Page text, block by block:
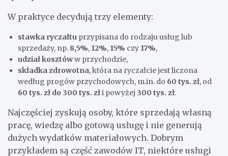
W praktyce decydują trzy elementy:
stawka ryczałtu przypisana do rodzaju usług lub
sprzedaży, np. 8,5%, 12%, 15% czy 17%,
udział kosztóww przychodzie,
składka zdrowotna, która na ryczałcie jest liczona
według progów przychodowych, m.in. do 60 tys. zł, od
60 tys. zł do 300 tys. złi powyżej 300 tys. zł.
Najczęściej zyskują osoby, które sprzedają własną
pracę, wiedzę albo gotową usługę i nie generują
dużych wydatków materiałowych. Dobrym
przykładem są część zawodów IT, niektóre usługi